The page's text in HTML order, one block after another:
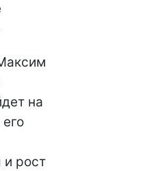
на
и рост